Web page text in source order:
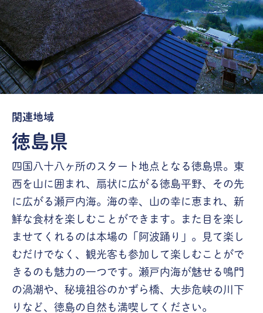
関連地域
徳島県
四国八十八ヶ所のスタート地点となる徳島県。東
西を山に囲まれ、扇状に広がる徳島平野、その先
に広がる瀬戸内海。海の幸、山の幸に恵まれ、新
鮮な食材を楽しむことができます。また目を楽し
ませてくれるのは本場の「阿波踊り」。見て楽し
むだけでなく、観光客も参加して楽しむことがで
きるのも魅力の一つです。瀬戸内海が魅せる鳴門
の渦潮や、秘境祖谷のかずら橋、大歩危峡の川下
りなど、徳島の自然も満喫してください。